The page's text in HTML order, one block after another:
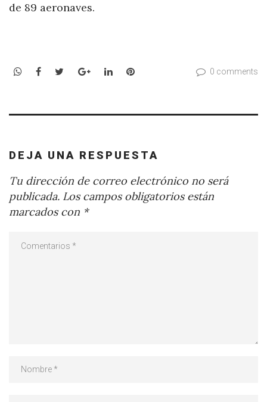
de 89 aeronaves.
WhatsApp
Facebook
TwitterGoogle+LinkedInPinterest 0 comments
DEJA UNA RESPUESTA
Tu dirección de correo electrónico no será
publicada. Los campos obligatorios están
marcados con *